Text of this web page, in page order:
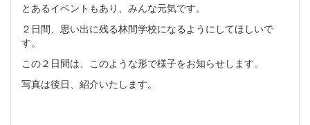
とあるイベントもあり、みんな元気です。
２日間、思い出に残る林間学校になるようにしてほしいで
す。
この２日間は、このような形で様子をお知らせします。
写真は後日、紹介いたします。